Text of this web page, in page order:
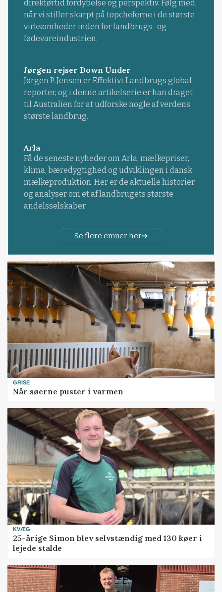
direktørtid fordybelse og perspektiv. Følg med,
når vi stiller skarpt på topcheferne i de største
virksomheder inden for landbrugs- og
fødevareindustrien.
Jørgen rejser Down Under
Jørgen P. Jensen er Effektivt Landbrugs global-
reporter, og i denne artikelserie er han draget
til Australien for at udforske nogle af verdens
største landbrug.
Arla
Få de seneste nyheder om Arla, mælkepriser,
klima, bæredygtighed og udviklingen i dansk
mælkeproduktion. Her er de aktuelle historier
og analyser om et af landbrugets største
andelsselskaber.
Se flere emner her
GRISE
Når søerne puster i varmen
KVÆG
25-årige Simon blev selvstændig med 130 køer i
lejede stalde